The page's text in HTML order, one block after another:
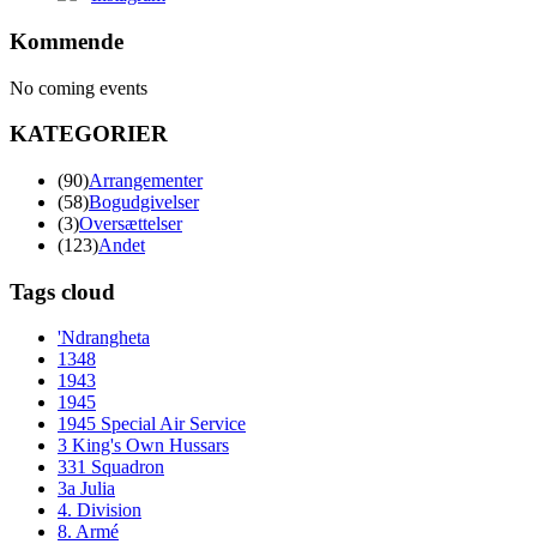
Kommende
No coming events
KATEGORIER
(90)Arrangementer
(58)Bogudgivelser
(3)Oversættelser
(123)Andet
Tags cloud
'Ndrangheta
1348
1943
1945
1945 Special Air Service
3 King's Own Hussars
331 Squadron
3a Julia
4. Division
8. Armé